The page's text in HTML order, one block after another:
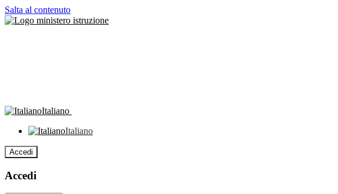
Salta al contenuto
Italiano
Italiano
Accedi
Accedi